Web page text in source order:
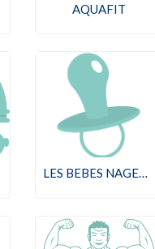
AQUAFIT
LES BEBES NAGEURS